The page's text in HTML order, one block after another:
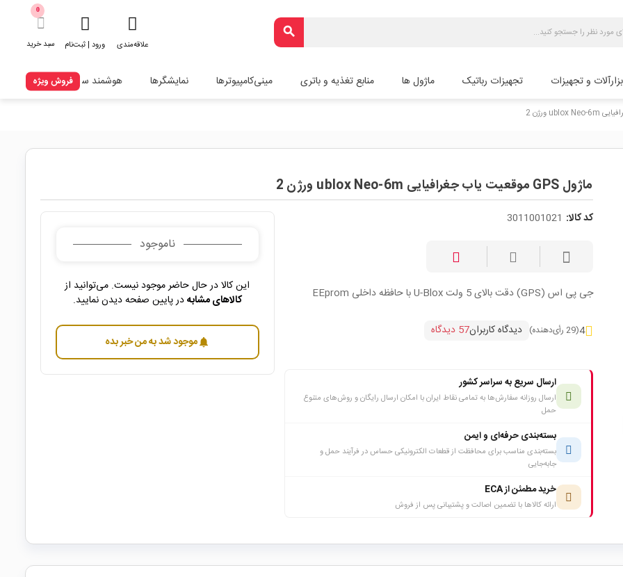
search
علاقه‌مندی ورود | ثبت‌نام
0
سبد خرید
و تجهیزات تجهیزات رباتیک ماژول ها منابع تغذیه و باتری مینی‌کامپیوترها نمایشگرها هوشمند سازیفروش ویژه
ماژول GPS موقعیت یاب جغرافیایی ublox Neo-6m ورژن 2
کد کالا: 3011001021
جی پی اس (GPS) دقت بالای 5 ولت U-Blox با حافظه داخلی EEprom
4(29 رأی‌دهنده) دیدگاه کاربران57 دیدگاه
ارسال سریع به سراسر کشور
ارسال روزانه سفارش‌ها به تمامی نقاط ایران با امکان ارسال رایگان و روش‌های متنوع
حمل
بسته‌بندی حرفه‌ای و ایمن
بسته‌بندی مناسب برای محافظت از قطعات الکترونیکی حساس در فرآیند حمل و
جابه‌جایی
خرید مطمئن از ECA
ارائه کالاها با تضمین اصالت و پشتیبانی پس از فروش
ناموجود
این کالا در حال حاضر موجود نیست. می‌توانید از
کالاهای مشابهدر پایین صفحه دیدن نمایید.
notificationsموجود شد به من خبر بده